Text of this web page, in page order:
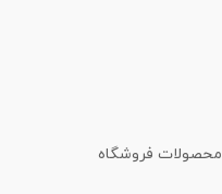
محصولات فروشگاه